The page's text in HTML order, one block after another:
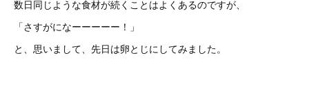
数日同じような食材が続くことはよくあるのですが、
「さすがになーーーーー！」
と、思いまして、先日は卵とじにしてみました。